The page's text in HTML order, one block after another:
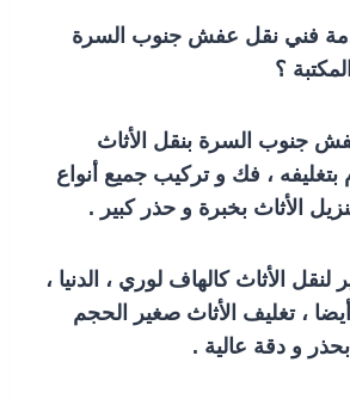
فني نقل عفش جنوب السرة
؟
جنوب السرة بنقل الأثاث
بتغليفه ، فك و تركيب جميع أنواع
الأثاث بخبرة و حذر كبير .
لنقل الأثاث كالهاف لوري ، الدنيا ،
أيضا ، تغليف الأثاث صغير الحجم
و دقة عالية .